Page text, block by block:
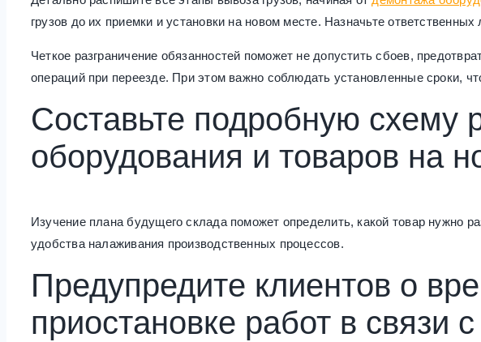
грузов до их приемки и установки на новом месте. Назначьте
Четкое разграничение обязанностей поможет не допустить сбоев,
операций при переезде. При этом важно соблюдать установленные сроки,
Составьте подробную схему
оборудования и товаров на
Изучение плана будущего склада поможет определить, какой товар нужно
удобства налаживания производственных процессов.
Предупредите клиентов о
приостановке работ в связи